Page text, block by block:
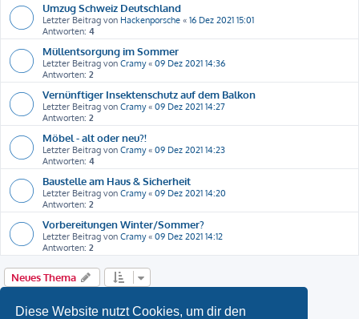
Diese Website nutzt Cookies, um dir den
Umzug Schweiz Deutschland
Letzter Beitrag von Hackenporsche « 16 Dez 2021 15:01
Antworten: 4
Müllentsorgung im Sommer
Letzter Beitrag von Cramy« 09 Dez 2021 14:36
Antworten: 2
Vernünftiger Insektenschutz auf dem Balkon
Letzter Beitrag von Cramy« 09 Dez 2021 14:27
Antworten: 2
Möbel - alt oder neu?!
Letzter Beitrag von Cramy« 09 Dez 2021 14:23
Antworten: 4
Baustelle am Haus & Sicherheit
Letzter Beitrag von Cramy« 09 Dez 2021 14:20
Antworten: 2
Vorbereitungen Winter/Sommer?
Letzter Beitrag von Cramy« 09 Dez 2021 14:12
Antworten: 2
Neues Thema